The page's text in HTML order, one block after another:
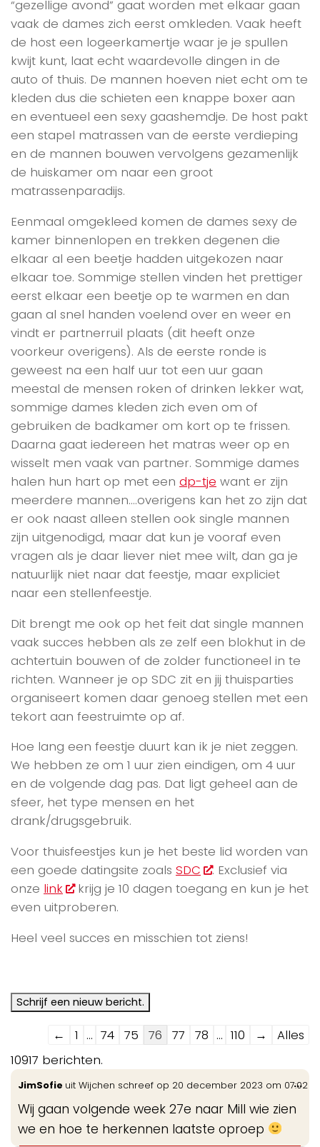
“gezellige avond” gaat worden met elkaar gaan
vaak de dames zich eerst omkleden. Vaak heeft
de host een logeerkamertje waar je je spullen
kwijt kunt, laat echt waardevolle dingen in de
auto of thuis. De mannen hoeven niet echt om te
kleden dus die schieten een knappe boxer aan
en eventueel een sexy gaashemdje. De host pakt
een stapel matrassen van de eerste verdieping
en de mannen bouwen vervolgens gezamenlijk
de huiskamer om naar een groot
matrassenparadijs.
Eenmaal omgekleed komen de dames sexy de
kamer binnenlopen en trekken degenen die
elkaar al een beetje hadden uitgekozen naar
elkaar toe. Sommige stellen vinden het prettiger
eerst elkaar een beetje op te warmen en dan
gaan al snel handen voelend over en weer en
vindt er partnerruil plaats (dit heeft onze
voorkeur overigens). Als de eerste ronde is
geweest na een half uur tot een uur gaan
meestal de mensen roken of drinken lekker wat,
sommige dames kleden zich even om of
gebruiken de badkamer om kort op te frissen.
Daarna gaat iedereen het matras weer op en
wisselt men vaak van partner. Sommige dames
halen hun hart op met een dp-tje want er zijn
meerdere mannen….overigens kan het zo zijn dat
er ook naast alleen stellen ook single mannen
zijn uitgenodigd, maar dat kun je vooraf even
vragen als je daar liever niet mee wilt, dan ga je
natuurlijk niet naar dat feestje, maar expliciet
naar een stellenfeestje.
Dit brengt me ook op het feit dat single mannen
vaak succes hebben als ze zelf een blokhut in de
achtertuin bouwen of de zolder functioneel in te
richten. Wanneer je op SDC zit en jij thuisparties
organiseert komen daar genoeg stellen met een
tekort aan feestruimte op af.
Hoe lang een feestje duurt kan ik je niet zeggen.
We hebben ze om 1 uur zien eindigen, om 4 uur
en de volgende dag pas. Dat ligt geheel aan de
sfeer, het type mensen en het
drank/drugsgebruik.
Voor thuisfeestjes kun je het beste lid worden van
een goede datingsite zoals SDC
. Exclusief via
onze link
krijg je 10 dagen toegang en kun je het
even uitproberen.
Heel veel succes en misschien tot ziens!
Navigatie
door
de
gastenboek-
lijst
← 1 ... 74 75 76 77 78 ... 110 →
Alles
10917 berichten.
JimSofie uit Wijchen schreef op 20 december 2023 om 07:02
Wij gaan volgende week 27e naar Mill wie zien
we en hoe te herkennen laatste oproep
...